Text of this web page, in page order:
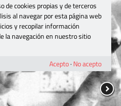
de cookies propias y de terceros
al navegar por esta página web
y recopilar información
la navegación en nuestro sitio
Acepto· No acepto